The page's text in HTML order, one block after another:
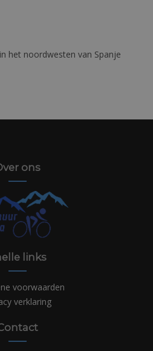
het noordwesten van Spanje
ons
links
voorwaarden
verklaring